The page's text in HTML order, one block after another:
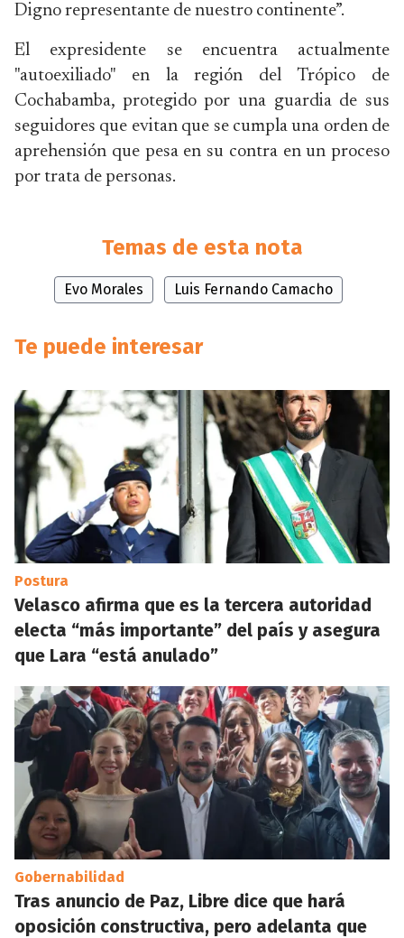
Digno representante de nuestro continente”.
El expresidente se encuentra actualmente
"autoexiliado" en la región del Trópico de
Cochabamba, protegido por una guardia de sus
seguidores que evitan que se cumpla una orden de
aprehensión que pesa en su contra en un proceso
por trata de personas.
Temas de esta nota
Evo Morales Luis Fernando Camacho
Te puede interesar
Postura
Velasco afirma que es la tercera autoridad
electa “más importante” del país y asegura
que Lara “está anulado”
Gobernabilidad
Tras anuncio de Paz, Libre dice que hará
oposición constructiva, pero adelanta que